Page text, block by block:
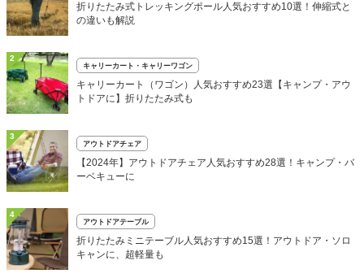
折りたたみ式トレッキングポール人気おすすめ10選！伸縮式と
の違いも解説
2
キャリーカート・キャリーワゴン
キャリーカート（ワゴン）人気おすすめ23選【キャンプ・アウ
トドアに】折りたたみ式も
3
アウトドアチェア
【2024年】アウトドアチェア人気おすすめ28選！キャンプ・バ
ーベキューに
4
アウトドアテーブル
折りたたみミニテーブル人気おすすめ15選！アウトドア・ソロ
キャンに、超軽量も